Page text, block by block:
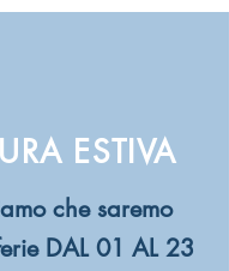
ESTIVA
che saremo
DAL 01 AL 23